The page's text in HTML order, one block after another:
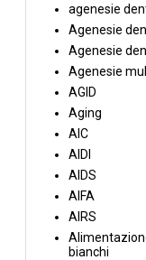
agenesie
Agenesie
Agenesie
Agenesie
AGID
Aging
AIC
AIDI
AIDS
AIFA
AIRS
bianchi